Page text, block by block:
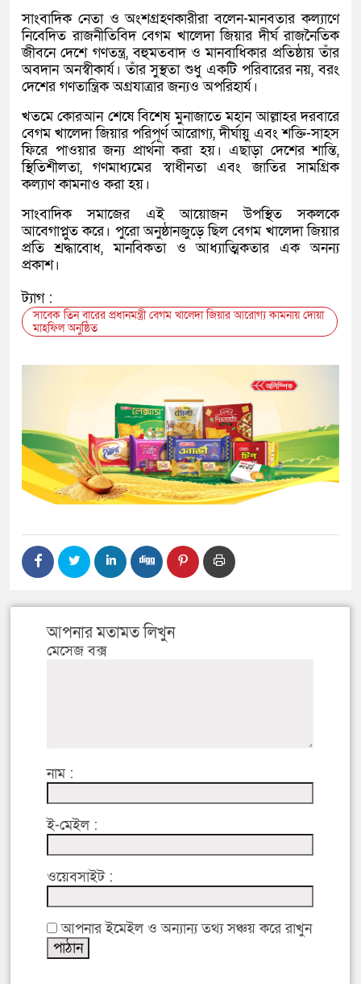
সাংবাদিক নেতা ও অংশগ্রহণকারীরা বলেন-মানবতার কল্যাণে
নিবেদিত রাজনীতিবিদ বেগম খালেদা জিয়ার দীর্ঘ রাজনৈতিক
জীবনে দেশে গণতন্ত্র, বহুমতবাদ ও মানবাধিকার প্রতিষ্ঠায় তাঁর
অবদান অনস্বীকার্য। তাঁর সুস্থতা শুধু একটি পরিবারের নয়, বরং
দেশের গণতান্ত্রিক অগ্রযাত্রার জন্যও অপরিহার্য।
খতমে কোরআন শেষে বিশেষ মুনাজাতে মহান আল্লাহর দরবারে
বেগম খালেদা জিয়ার পরিপূর্ণ আরোগ্য, দীর্ঘায়ু এবং শক্তি-সাহস
ফিরে পাওয়ার জন্য প্রার্থনা করা হয়। এছাড়া দেশের শান্তি,
স্থিতিশীলতা, গণমাধ্যমের স্বাধীনতা এবং জাতির সামগ্রিক
কল্যাণ কামনাও করা হয়।
সাংবাদিক সমাজের এই আয়োজন উপস্থিত সকলকে
আবেগাপ্লুত করে। পুরো অনুষ্ঠানজুড়ে ছিল বেগম খালেদা জিয়ার
প্রতি শ্রদ্ধাবোধ, মানবিকতা ও আধ্যাত্মিকতার এক অনন্য
প্রকাশ।
ট্যাগ :
সাবেক তিন বারের প্রধানমন্ত্রী বেগম খালেদা জিয়ার আরোগ্য কামনায় দোয়া
মাহফিল অনুষ্ঠিত
আপনার মতামত লিখুন
মেসেজ বক্স
নাম :
ই-মেইল :
ওয়েবসাইট :
আপনার ইমেইল ও অন্যান্য তথ্য সঞ্চয় করে রাখুন